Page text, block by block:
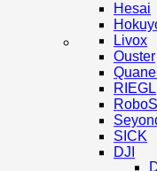
Hesai
Livox
Ouster
RIEGL
SICK
DJI